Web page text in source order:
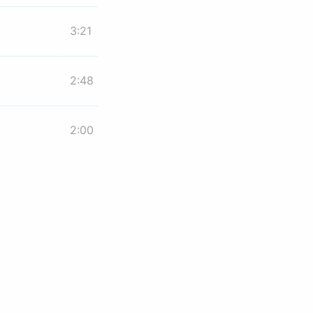
3:21
2:48
2:00